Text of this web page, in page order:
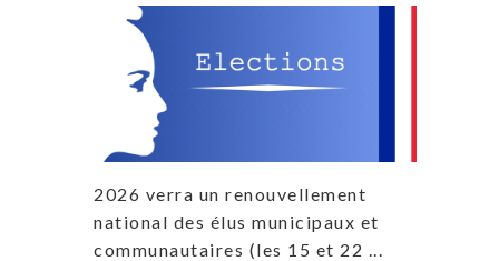
2026 verra un renouvellement
national des élus municipaux et
communautaires (les 15 et 22 ...